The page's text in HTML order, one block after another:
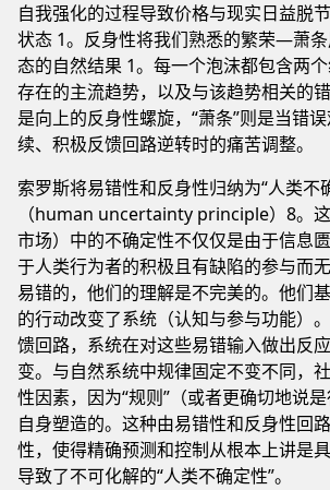
自我强化的过程导致价格与现实日益脱
状态 1。反身性将我们熟悉的繁荣—萧
态的自然结果 1。每一个泡沫都包含两
存在的主流趋势，以及与该趋势相关的
是向上的反身性螺旋，“萧条”则是当错
续、积极反馈回路逆转时的痛苦调整。
索罗斯将易错性和反身性归纳为“人类不
（human uncertainty principle）8。
市场）中的不确定性不仅仅是由于信息
于人类行为者的积极且有缺陷的参与而
易错的，他们的理解是不完美的。他们
的行动改变了系统（认知与参与功能）
馈回路，系统在对这些易错输入做出反
变。与自然系统中规律固定不变不同，
性因素，因为“规则”（或者更确切地说
自身塑造的。这种由易错性和反身性回
性，使得精确预测和控制从根本上讲是
导致了不可化解的“人类不确定性”。